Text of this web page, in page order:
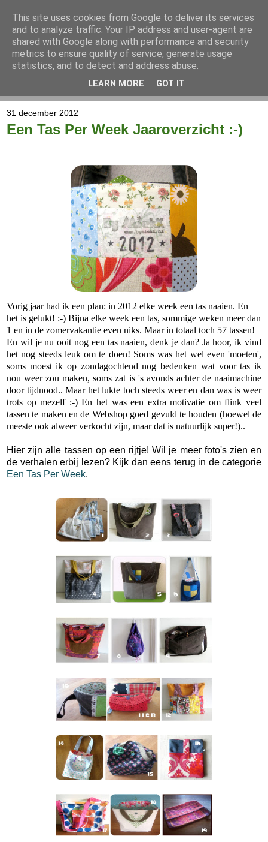
31 december 2012
Een Tas Per Week Jaaroverzicht :-)
Vorig jaar had ik een plan: in 2012 elke week een tas naaien. En
het is gelukt! :-) Bijna elke week een tas, sommige weken meer dan
1 en in de zomervakantie even niks. Maar in totaal toch 57 tassen!
En wil je nu ooit nog een tas naaien, denk je dan? Ja hoor, ik vind
het nog steeds leuk om te doen! Soms was het wel even 'moeten',
soms moest ik op zondagochtend nog bedenken wat voor tas ik
nou weer zou maken, soms zat is 's avonds achter de naaimachine
door tijdnood.. Maar het lukte toch steeds weer en dan was is weer
trots op mezelf :-) En het was een extra motivatie om flink veel
tassen te maken en de Webshop goed gevuld te houden (hoewel de
meeste ook alweer verkocht zijn, maar dat is natuurlijk super!)..
Hier zijn alle tassen op een rijtje! Wil je meer foto's zien en
de verhalen erbij lezen? Kijk dan eens terug in de categorie
Een Tas Per Week.
This site uses cookies from Google to deliver its services
and to analyze traffic. Your IP address and user-agent are
shared with Google along with performance and security
metrics to ensure quality of service, generate usage
statistics, and to detect and address abuse.
LEARN MORE GOT IT